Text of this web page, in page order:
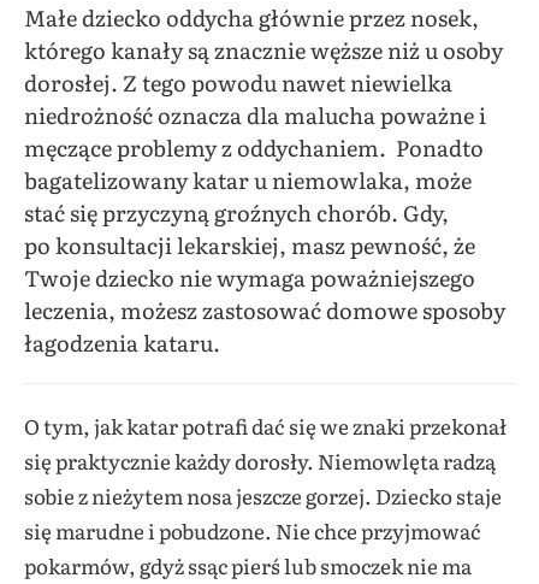
Małe dziecko oddycha głównie przez nosek,
którego kanały są znacznie węższe niż u osoby
dorosłej. Z tego powodu nawet niewielka
niedrożność oznacza dla malucha poważne i
męczące problemy z oddychaniem. Ponadto
bagatelizowany katar u niemowlaka, może
stać się przyczyną groźnych chorób. Gdy,
po konsultacji lekarskiej, masz pewność, że
Twoje dziecko nie wymaga poważniejszego
leczenia, możesz zastosować domowe sposoby
łagodzenia kataru.
O tym, jak katar potrafi dać się we znaki przekonał
się praktycznie każdy dorosły. Niemowlęta radzą
sobie z nieżytem nosa jeszcze gorzej. Dziecko staje
się marudne i pobudzone. Nie chce przyjmować
pokarmów, gdyż ssąc pierś lub smoczek nie ma